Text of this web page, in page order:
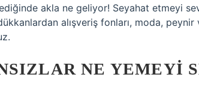
akla ne geliyor! Seyahat etmeyi
alışveriş fonları, moda,
NE YEMEYI